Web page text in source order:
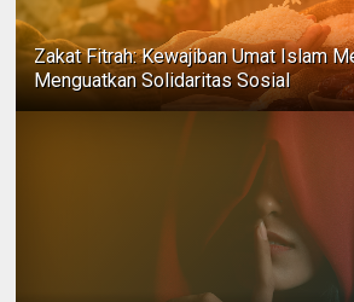
Zakat Fitrah: Kewajiban Umat Islam
Menguatkan Solidaritas Sosial